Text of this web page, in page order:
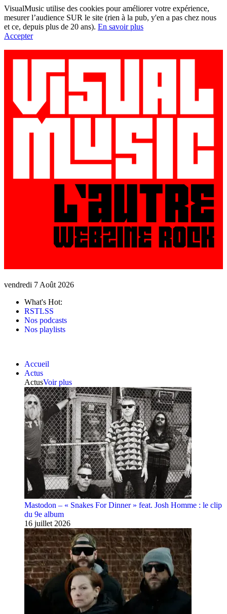
VisualMusic utilise des cookies pour améliorer votre expérience,
mesurer l’audience SUR le site (rien à la pub, y'en a pas chez nous
et ce, depuis plus de 20 ans). En savoir plus
Accepter
vendredi 7 Août 2026
What's Hot:
RSTLSS
Nos podcasts
Nos playlists
Accueil
Actus
ActusVoir plus
Mastodon – « Snakes For Dinner » feat. Josh Homme : le clip
du 9e album
16 juillet 2026